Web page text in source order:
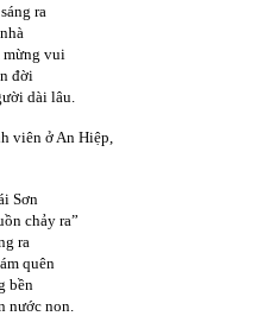
ra
vui
đời
dài lâu.
viên ở An Hiệp,
Sơn
chảy ra”
ra
quên
bền
nước non.